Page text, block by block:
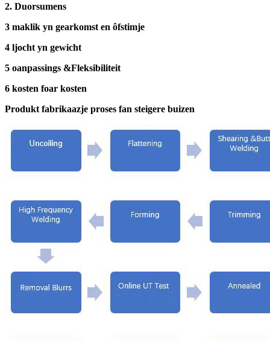
2. Duorsumens
3 maklik yn gearkomst en ôfstimje
4 ljocht yn gewicht
5 oanpassings &Fleksibiliteit
6 kosten foar kosten
Produkt fabrikaazje proses fan steigere buizen